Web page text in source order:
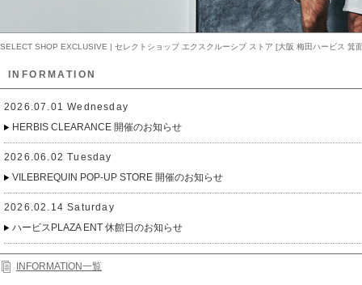
SELECT SHOP EXCLUSIVE | セレクトショップ エクスクルーシブ ストア [大阪 梅田ハービス 箕
INFORMATION
2026.07.01 Wednesday
HERBIS CLEARANCE 開催のお知らせ
2026.06.02 Tuesday
VILEBREQUIN POP-UP STORE 開催のお知らせ
2026.02.14 Saturday
ハービスPLAZA ENT 休館日のお知らせ
INFORMATION一覧